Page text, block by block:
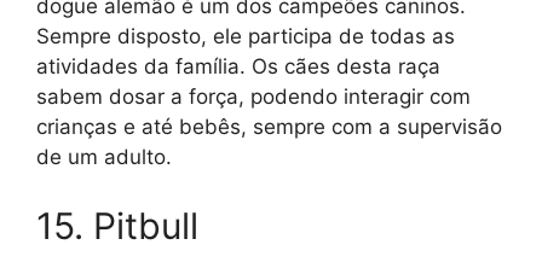
dogue alemão é um dos campeões caninos.
Sempre disposto, ele participa de todas as
atividades da família. Os cães desta raça
sabem dosar a força, podendo interagir com
crianças e até bebês, sempre com a supervisão
de um adulto.
15. Pitbull